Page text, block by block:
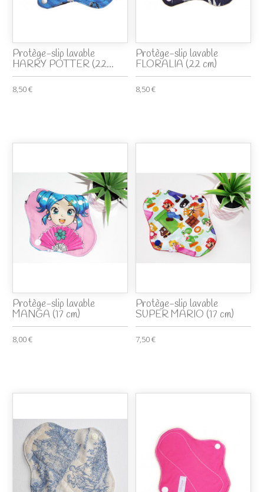
Protège-slip lavable
HARRY POTTER (22...
8,50 €
Protège-slip lavable
FLORALIA (22 cm)
8,50 €
Protège-slip lavable
MANGA (17 cm)
8,00 €
Protège-slip lavable
SUPER MARIO (17 cm)
7,50 €